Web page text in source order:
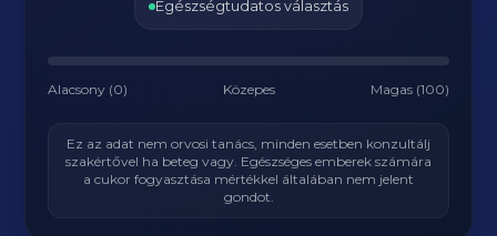
Egészségtudatos választás
Alacsony (0) Közepes Magas (100)
Ez az adat nem orvosi tanács, minden esetben konzultálj
szakértővel ha beteg vagy. Egészséges emberek számára
a cukor fogyasztása mértékkel általában nem jelent
gondot.